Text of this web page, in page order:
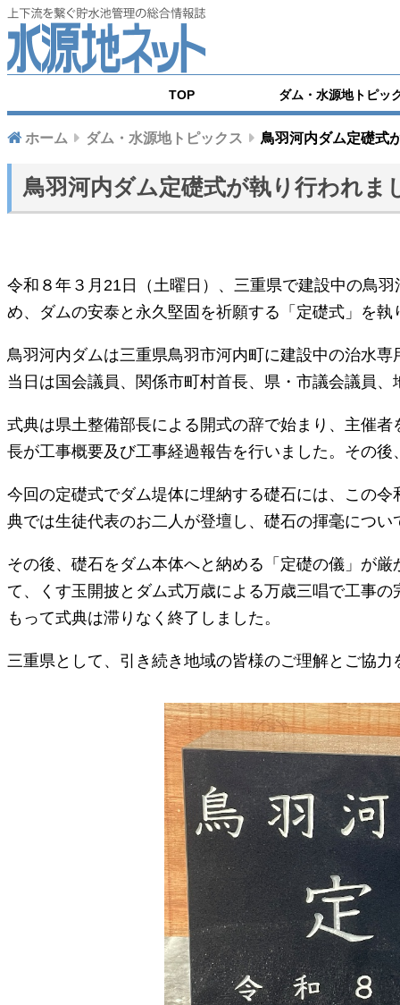
TOP ダム・水源地トピッ
ホーム ダム・水源地トピックス 鳥羽河内ダム定礎式
鳥羽河内ダム定礎式が執り行われま
令和８年３月21日（土曜日）、三重県で建設中の鳥
め、ダムの安泰と永久堅固を祈願する「定礎式」を執
鳥羽河内ダムは三重県鳥羽市河内町に建設中の治水
当日は国会議員、関係市町村首長、県・市議会議員
式典は県土整備部長による開式の辞で始まり、主催
長が工事概要及び工事経過報告を行いました。その
今回の定礎式でダム堤体に埋納する礎石には、この
典では生徒代表のお二人が登壇し、礎石の揮毫につい
その後、礎石をダム本体へと納める「定礎の儀」が
て、くす玉開披とダム式万歳による万歳三唱で工事
もって式典は滞りなく終了しました。
三重県として、引き続き地域の皆様のご理解とご協